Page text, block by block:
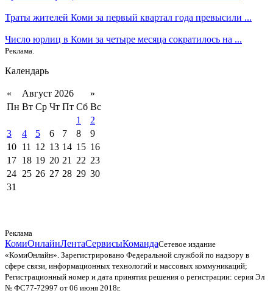
Траты жителей Коми за первый квартал года превысили ...
Число юрлиц в Коми за четыре месяца сократилось на ...
Реклама.
Календарь
« Август 2026
»
Пн Вт Ср Чт Пт Сб Вс
1
2
3
4 5 6 7 8
9
10 11 12 13 14 15 16
17 18 19 20 21 22 23
24 25 26 27 28 29 30
31
Реклама
КомиОнлайнЛентаСервисыКомандаСетевое издание
«КомиОнлайн». Зарегистрировано Федеральной службой по надзору в
сфере связи, информационных технологий и массовых коммуникаций;
Регистрационный номер и дата принятия решения о регистрации: серия Эл
№ ФС77-72997 от 06 июня 2018г.